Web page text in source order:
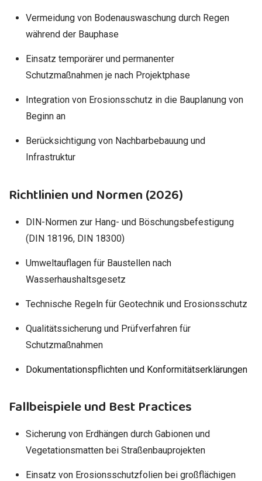
Vermeidung von Bodenauswaschung durch Regen
während der Bauphase
Einsatz temporärer und permanenter
Schutzmaßnahmen je nach Projektphase
Integration von Erosionsschutz in die Bauplanung von
Beginn an
Berücksichtigung von Nachbarbebauung und
Infrastruktur
Richtlinien und Normen (2026)
DIN-Normen zur Hang- und Böschungsbefestigung
(DIN 18196, DIN 18300)
Umweltauflagen für Baustellen nach
Wasserhaushaltsgesetz
Technische Regeln für Geotechnik und Erosionsschutz
Qualitätssicherung und Prüfverfahren für
Schutzmaßnahmen
Dokumentationspflichten und Konformitätserklärungen
Fallbeispiele und Best Practices
Sicherung von Erdhängen durch Gabionen und
Vegetationsmatten bei Straßenbauprojekten
Einsatz von Erosionsschutzfolien bei großflächigen